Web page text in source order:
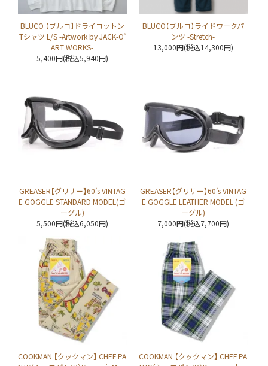
BLUCO 【ブルコ】ドライコットン
Tシャツ L/S -Artwork by JACK-O’
ART WORKS-
5,400円(税込5,940円)
BLUCO【ブルコ】ライドワークパ
ンツ -Stretch-
13,000円(税込14,300円)
GREASER【グリサー】60’s VINTAG
E GOGGLE STANDARD MODEL(ゴ
ーグル)
5,500円(税込6,050円)
GREASER【グリサー】60’s VINTAG
E GOGGLE LEATHER MODEL (ゴ
ーグル)
7,000円(税込7,700円)
COOKMAN 【クックマン】 CHEF PA
COOKMAN 【クックマン】 CHEF PA